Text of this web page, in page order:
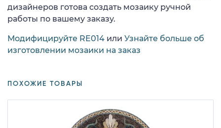
дизайнеров готова создать мозаику ручной
работы по вашему заказу.
Модифицируйте RE014 или Узнайте больше об
изготовлении мозаики на заказ
ПОХОЖИЕ ТОВАРЫ